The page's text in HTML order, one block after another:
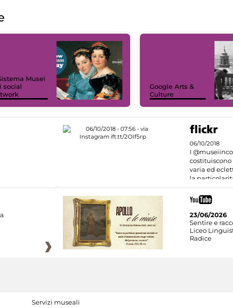
Musei
social
Google Arts &
Culture
06/10/2018
I
costituiscono
varia ed
la
23/06/2026
Sentire e
Liceo
Radice
Servizi museali